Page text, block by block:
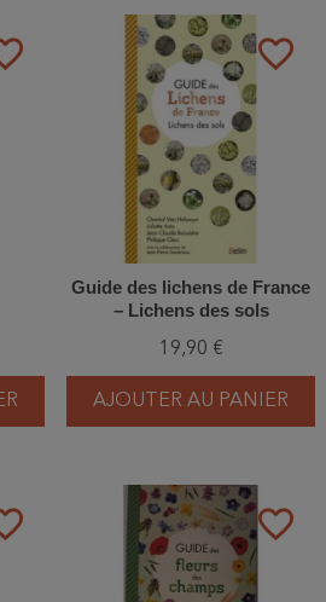
favorite_border
Guide des lichens de France
– Lichens des sols
19,90 €
AJOUTER AU PANIER
favorite_border